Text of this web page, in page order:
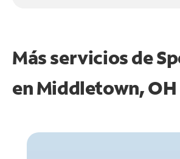
Más servicios de
enMiddletown, OH